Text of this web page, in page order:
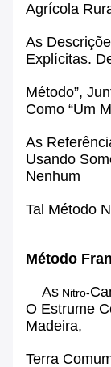
Agrícola
As
Explícitas.
Método”,
Como “um
As
Usando
Nenhum
Tal Método
Método
As Nitro-
O Estrume
Madeira,
Terra